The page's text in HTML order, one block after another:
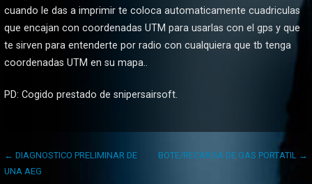
cuando le das a imprimir te coloca automaticamente cuadriculas
que encajan con coordenadas UTM para usarlas con el gps y que
te sirven para entenderte por radio con cualquiera que tb tenga
coordenadas UTM en su mapa..
PD: Cogido prestado de snipersairsoft.
Navegación
de
← DIAGNOSTICO PRELIMINAR DE
UNA AEG
BOTE/RECARGA DE GAS PORTATIL →